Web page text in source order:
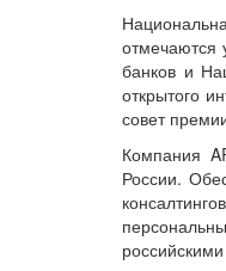
отмечаются
банков и
открытого
совет
Компания
России.